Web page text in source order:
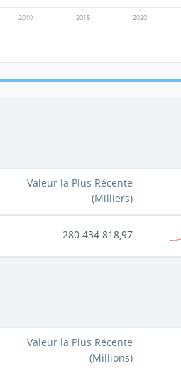
2010 2015 2020
Valeur la Plus Récente
(Milliers)
280 434 818,97
Valeur la Plus Récente
(Millions)